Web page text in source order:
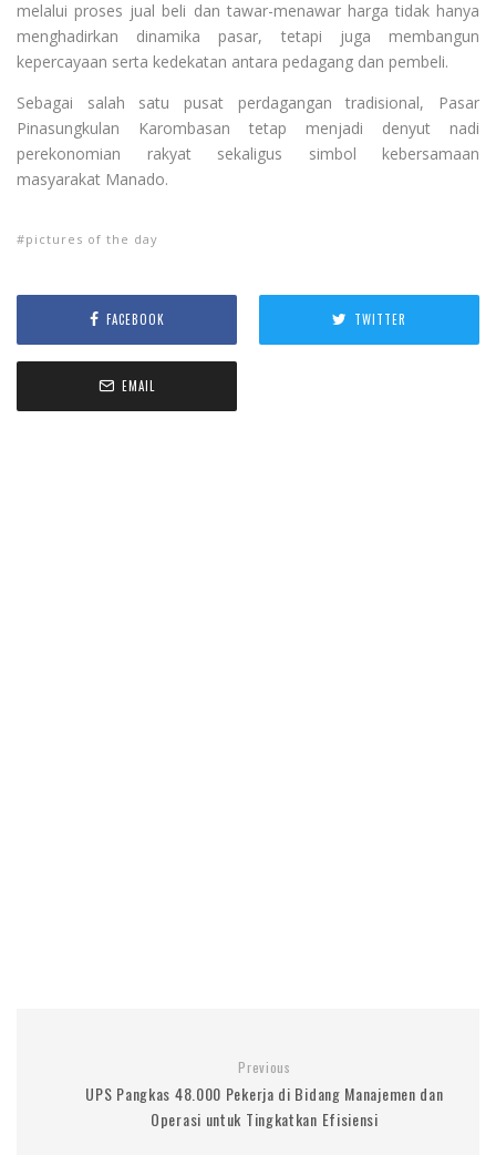
melalui proses jual beli dan tawar-menawar harga tidak hanya
menghadirkan dinamika pasar, tetapi juga membangun
kepercayaan serta kedekatan antara pedagang dan pembeli.
Sebagai salah satu pusat perdagangan tradisional, Pasar
Pinasungkulan Karombasan tetap menjadi denyut nadi
perekonomian rakyat sekaligus simbol kebersamaan
masyarakat Manado.
pictures of the day
FACEBOOK TWITTER
EMAIL
Previous
UPS Pangkas 48.000 Pekerja di Bidang Manajemen dan
Operasi untuk Tingkatkan Efisiensi